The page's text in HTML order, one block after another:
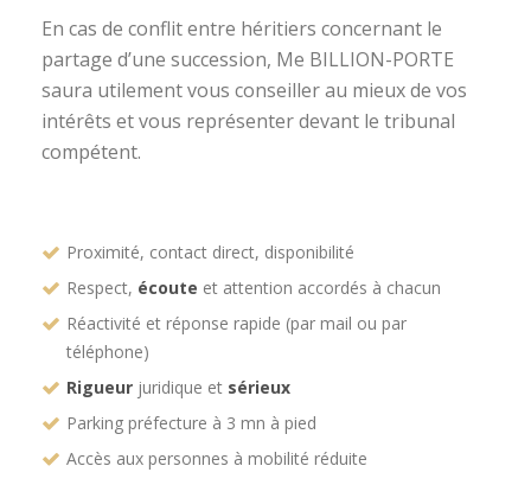
En cas de conflit entre héritiers concernant le
partage d’une succession, Me BILLION-PORTE
saura utilement vous conseiller au mieux de vos
intérêts et vous représenter devant le tribunal
compétent.
Proximité, contact direct, disponibilité
Respect, écoute et attention accordés à chacun
Réactivité et réponse rapide (par mail ou par
téléphone)
Rigueur juridique et sérieux
Parking préfecture à 3 mn à pied
Accès aux personnes à mobilité réduite